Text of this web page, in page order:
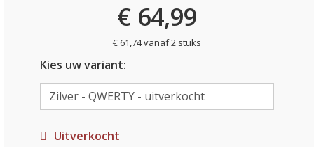
€ 64,99
€ 61,74 vanaf 2 stuks
Kies uw variant:
Uitverkocht